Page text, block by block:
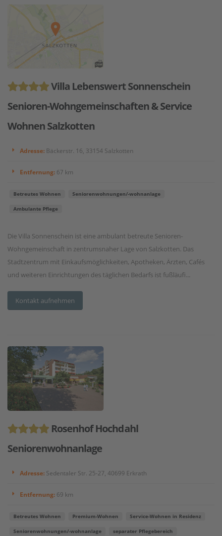
Villa Lebenswert Sonnenschein
Senioren-Wohngemeinschaften & Service
Wohnen Salzkotten
Adresse: Bäckerstr. 16, 33154 Salzkotten
Entfernung: 67 km
Betreutes Wohnen Seniorenwohnungen/-wohnanlage
Ambulante Pflege
Die Villa Sonnenschein ist eine ambulant betreute Senioren-
Wohngemeinschaft in zentrumsnaher Lage von Salzkotten. Das
Stadtzentrum mit Einkaufsmöglichkeiten, Apotheken, Ärzten, Cafés
und weiteren Einrichtungen des täglichen Bedarfs ist fußläufi...
Kontakt aufnehmen
Rosenhof Hochdahl
Seniorenwohnanlage
Adresse: Sedentaler Str. 25-27, 40699 Erkrath
Entfernung: 69 km
Betreutes Wohnen Premium-Wohnen Service-Wohnen in Residenz
Seniorenwohnungen/-wohnanlage separater Pflegebereich